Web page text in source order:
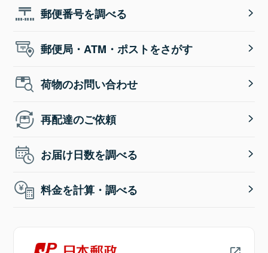
郵便番号を調べる
郵便局・ATM・ポストをさがす
荷物のお問い合わせ
再配達のご依頼
お届け日数を調べる
料金を計算・調べる